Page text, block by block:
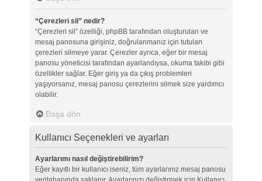
“Çerezleri sil” nedir?
“Çerezleri sil” özelliği, phpBB tarafından oluşturulan ve
mesaj panosuna girişiniz, doğrulanmanız için tutulan
çerezleri silmeye yarar. Çerezler ayrıca, eğer bir mesaj
panosu yöneticisi tarafından ayarlandıysa, okuma takibi gibi
özellikler sağlar. Eğer giriş ya da çıkış problemleri
yaşıyorsanız, mesaj panosu çerezlerini silmek size yardımcı
olabilir.
Başa dön
Kullanıcı Seçenekleri ve ayarları
Ayarlarımı nasıl değiştirebilirim?
Eğer kayıtlı bir kullanıcı iseniz, tüm ayarlarınız mesaj panosu